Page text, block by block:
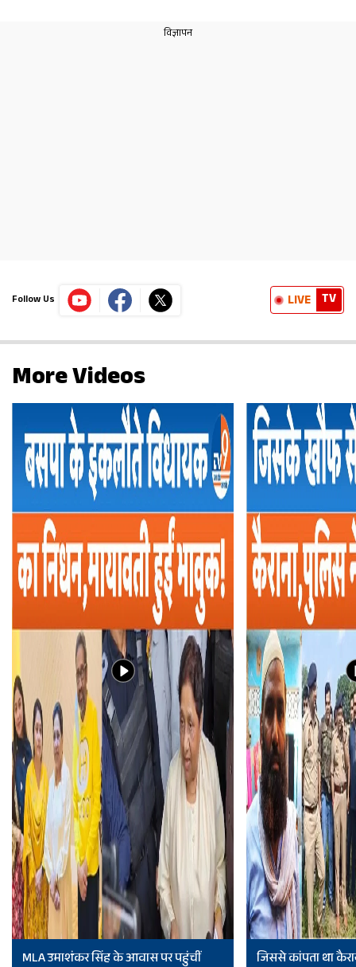
Follow Us LIVE TV
More Videos
MLA उमाशंकर सिंह के आवास पर पहुंचीं जिससे कांपता था